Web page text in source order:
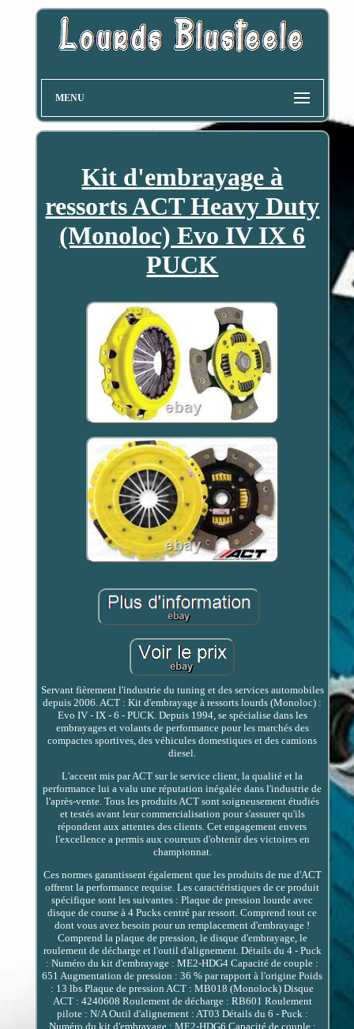
MENU
Kit d'embrayage à
ressorts ACT Heavy Duty
(Monoloc) Evo IV IX 6
PUCK
Servant fièrement l'industrie du tuning et des services automobiles
depuis 2006. ACT : Kit d'embrayage à ressorts lourds (Monoloc) :
Evo IV - IX - 6 - PUCK. Depuis 1994, se spécialise dans les
embrayages et volants de performance pour les marchés des
compactes sportives, des véhicules domestiques et des camions
diesel.
L'accent mis par ACT sur le service client, la qualité et la
performance lui a valu une réputation inégalée dans l'industrie de
l'après-vente. Tous les produits ACT sont soigneusement étudiés
et testés avant leur commercialisation pour s'assurer qu'ils
répondent aux attentes des clients. Cet engagement envers
l'excellence a permis aux coureurs d'obtenir des victoires en
championnat.
Ces normes garantissent également que les produits de rue d'ACT
offrent la performance requise. Les caractéristiques de ce produit
spécifique sont les suivantes : Plaque de pression lourde avec
disque de course à 4 Pucks centré par ressort. Comprend tout ce
dont vous avez besoin pour un remplacement d'embrayage !
Comprend la plaque de pression, le disque d'embrayage, le
roulement de décharge et l'outil d'alignement. Détails du 4 - Puck
: Numéro du kit d'embrayage : ME2-HDG4 Capacité de couple :
651 Augmentation de pression : 36 % par rapport à l'origine Poids
: 13 lbs Plaque de pression ACT : MB018 (Monolock) Disque
ACT : 4240608 Roulement de décharge : RB601 Roulement
pilote : N/A Outil d'alignement : AT03 Détails du 6 - Puck :
Numéro du kit d'embrayage : ME2-HDG6 Capacité de couple :